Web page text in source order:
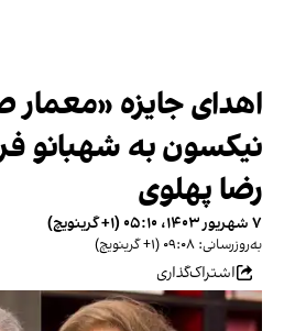
اهدای جایزه «معمار
نیکسون به شهبانو
رضا پهلوی
۷ شهریور ۱۴۰۳، ۰۵:۱۰ (‎+۱ گرینویچ)
به‌روزرسانی: ۰۹:۰۸ (‎+۱ گرینویچ)
اشتراک‌گذاری